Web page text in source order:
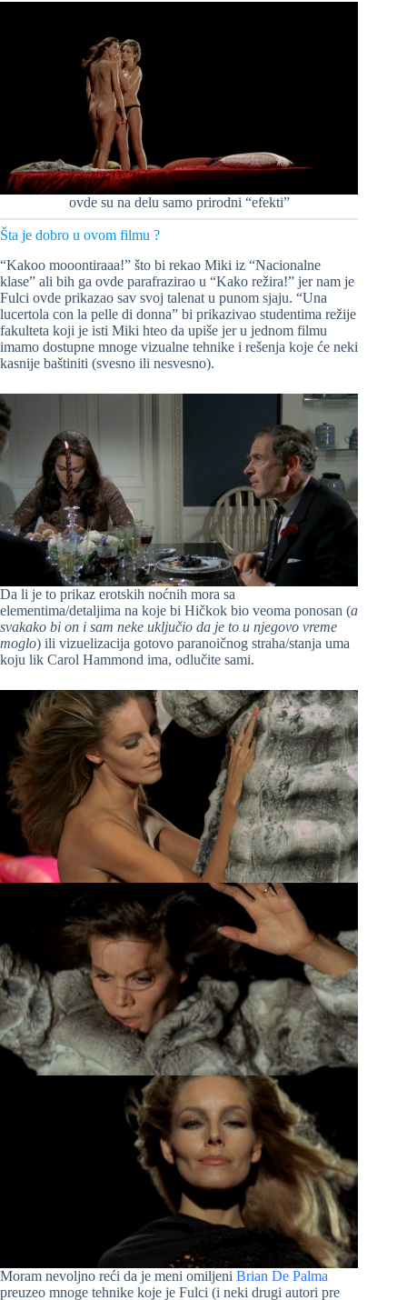
ovde su na delu samo prirodni “efekti”
Šta je dobro u ovom filmu ?
“Kakoo mooontiraaa!” što bi rekao Miki iz “Nacionalne
klase” ali bih ga ovde parafrazirao u “Kako režira!” jer nam je
Fulci ovde prikazao sav svoj talenat u punom sjaju. “Una
lucertola con la pelle di donna” bi prikazivao studentima režije
fakulteta koji je isti Miki hteo da upiše jer u jednom filmu
imamo dostupne mnoge vizualne tehnike i rešenja koje će neki
kasnije baštiniti (svesno ili nesvesno).
Da li je to prikaz erotskih noćnih mora sa
elementima/detaljima na koje bi Hičkok bio veoma ponosan (a
svakako bi on i sam neke uključio da je to u njegovo vreme
moglo) ili vizuelizacija gotovo paranoičnog straha/stanja uma
koju lik Carol Hammond ima, odlučite sami.
Moram nevoljno reći da je meni omiljeni Brian De Palma
preuzeo mnoge tehnike koje je Fulci (i neki drugi autori pre